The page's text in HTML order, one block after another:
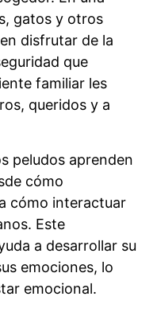
gatos y otros
disfrutar de la
que
familiar les
queridos y a
peludos aprenden
cómo
cómo interactuar
Este
a desarrollar su
emociones, lo
emocional.